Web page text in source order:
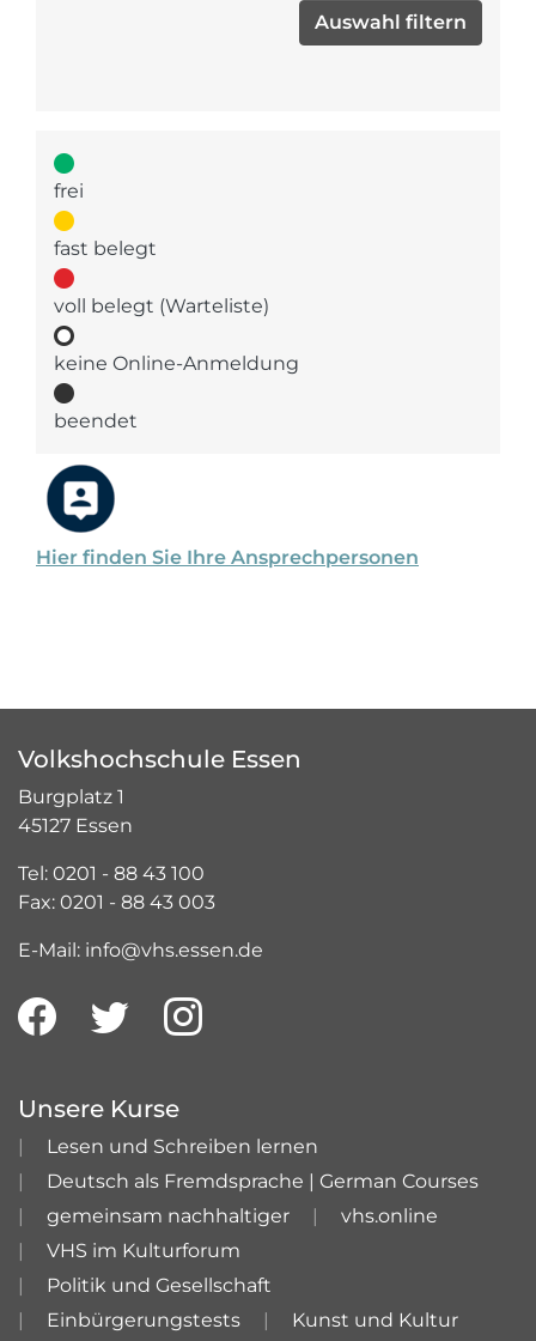
Hier finden Sie Ihre Ansprechpersonen
frei
fast belegt
voll belegt (Warteliste)
keine Online-Anmeldung
beendet
Volkshochschule Essen
Burgplatz 1
45127 Essen
Tel: 0201 - 88 43 100
Fax: 0201 - 88 43 003
E-Mail: info@vhs.essen.de
Unsere Kurse
Lesen und Schreiben lernen
Deutsch als Fremdsprache | German Courses
gemeinsam nachhaltiger
vhs.online
VHS im Kulturforum
Politik und Gesellschaft
Einbürgerungstests
Kunst und Kultur